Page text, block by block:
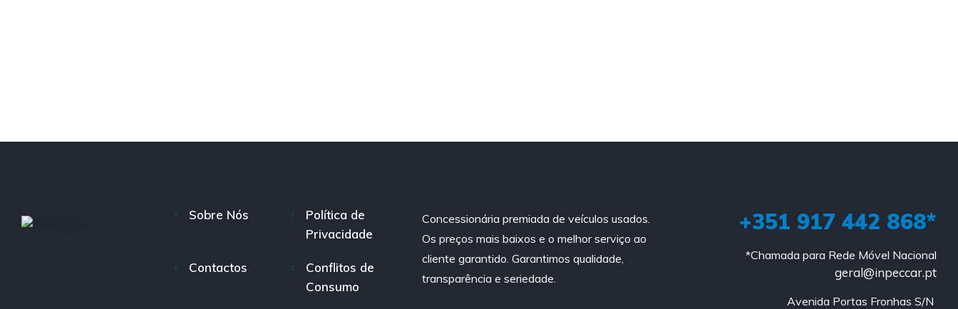
Sobre Nós
Política de
Privacidade
Contactos
Conflitos de
Consumo
Concessionária premiada de veículos usados.
Os preços mais baixos e o melhor serviço ao
cliente garantido. Garantimos qualidade,
transparência e seriedade.
+351 917 442 868*
*Chamada para Rede Móvel Nacional
geral@inpeccar.pt
Avenida Portas Fronhas S/N